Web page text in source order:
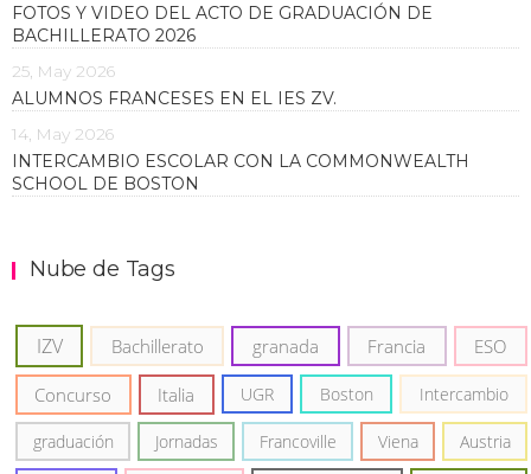
FOTOS Y VIDEO DEL ACTO DE GRADUACIÓN DE
BACHILLERATO 2026
25, May 2026
ALUMNOS FRANCESES EN EL IES ZV.
14, May 2026
INTERCAMBIO ESCOLAR CON LA COMMONWEALTH
SCHOOL DE BOSTON
Nube de Tags
IZV Bachillerato granada Francia ESO
Concurso Italia UGR Boston Intercambio
graduación Jornadas Francoville Viena Austria